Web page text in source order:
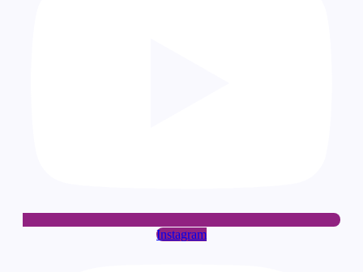
Instagram